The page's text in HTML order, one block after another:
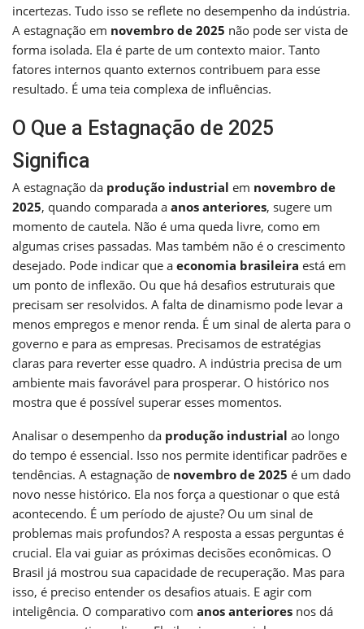
incertezas. Tudo isso se reflete no desempenho da indústria.
A estagnação em novembro de 2025 não pode ser vista de
forma isolada. Ela é parte de um contexto maior. Tanto
fatores internos quanto externos contribuem para esse
resultado. É uma teia complexa de influências.
O Que a Estagnação de 2025
Significa
A estagnação da produção industrial em novembro de
2025, quando comparada a anos anteriores, sugere um
momento de cautela. Não é uma queda livre, como em
algumas crises passadas. Mas também não é o crescimento
desejado. Pode indicar que a economia brasileira está em
um ponto de inflexão. Ou que há desafios estruturais que
precisam ser resolvidos. A falta de dinamismo pode levar a
menos empregos e menor renda. É um sinal de alerta para o
governo e para as empresas. Precisamos de estratégias
claras para reverter esse quadro. A indústria precisa de um
ambiente mais favorável para prosperar. O histórico nos
mostra que é possível superar esses momentos.
Analisar o desempenho da produção industrial ao longo
do tempo é essencial. Isso nos permite identificar padrões e
tendências. A estagnação de novembro de 2025 é um dado
novo nesse histórico. Ela nos força a questionar o que está
acontecendo. É um período de ajuste? Ou um sinal de
problemas mais profundos? A resposta a essas perguntas é
crucial. Ela vai guiar as próximas decisões econômicas. O
Brasil já mostrou sua capacidade de recuperação. Mas para
isso, é preciso entender os desafios atuais. E agir com
inteligência. O comparativo com anos anteriores nos dá